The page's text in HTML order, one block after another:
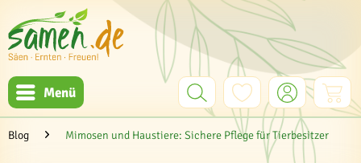
Menü
Blog Mimosen und Haustiere: Sichere Pflege für Tierbesitzer